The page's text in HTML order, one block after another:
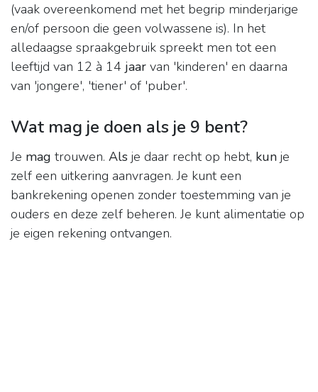
(vaak overeenkomend met het begrip minderjarige
en/of persoon die geen volwassene is). In het
alledaagse spraakgebruik spreekt men tot een
leeftijd van 12 à 14 jaar van 'kinderen' en daarna
van 'jongere', 'tiener' of 'puber'.
Wat mag je doen als je 9 bent?
Je mag trouwen. Als je daar recht op hebt, kun je
zelf een uitkering aanvragen. Je kunt een
bankrekening openen zonder toestemming van je
ouders en deze zelf beheren. Je kunt alimentatie op
je eigen rekening ontvangen.